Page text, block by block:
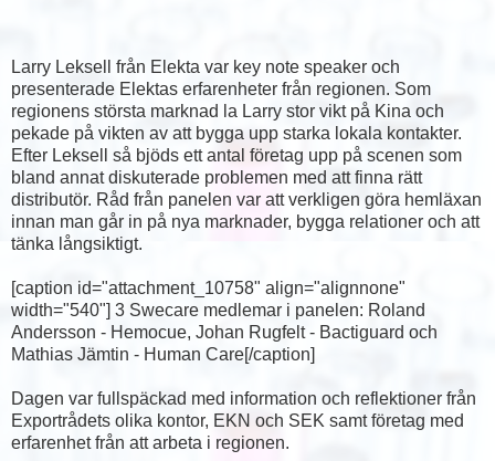
Larry Leksell från Elekta var key note speaker och
presenterade Elektas erfarenheter från regionen. Som
regionens största marknad la Larry stor vikt på Kina och
pekade på vikten av att bygga upp starka lokala kontakter.
Efter Leksell så bjöds ett antal företag upp på scenen som
bland annat diskuterade problemen med att finna rätt
distributör. Råd från panelen var att verkligen göra hemläxan
innan man går in på nya marknader, bygga relationer och att
tänka långsiktigt.
[caption id="attachment_10758" align="alignnone"
width="540"] 3 Swecare medlemar i panelen: Roland
Andersson - Hemocue, Johan Rugfelt - Bactiguard och
Mathias Jämtin - Human Care[/caption]
Dagen var fullspäckad med information och reflektioner från
Exportrådets olika kontor, EKN och SEK samt företag med
erfarenhet från att arbeta i regionen.